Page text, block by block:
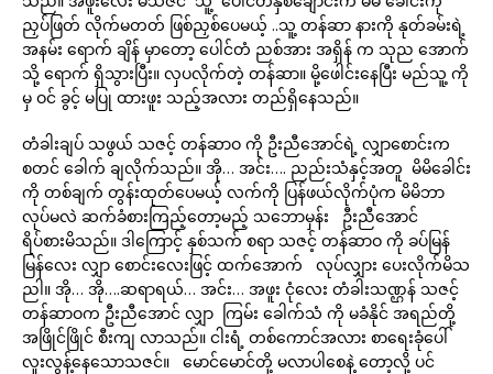
ညှပ်ဖြတ် လိုက်မတတ် ဖြစ်ညှစ်ပေမယ့် ..သူ့ တန်ဆာ နားကို နုတ်ခမ်းရဲ့
အနမ်း ရောက် ချိန် မှာတော့ ပေါင်တံ ညစ်အား အရှိန် က သုည အောက်
သို့ ရောက် ရှိသွားပြီး။ လှပလိုက်တဲ့ တန်ဆာ။ မို့ဖေါင်းနေပြီး မည်သူ့ ကို
မှ ဝင် ခွင့် မပြု ထားဖူး သည့်အလား တည်ရှိနေသည်။
တံခါးချပ် သဖွယ် သဇင့် တန်ဆာဝ ကို ဦးညီအောင်ရဲ့ လျှာစောင်းက
စတင် ခေါက် ချလိုက်သည်။ အို… အင်း…. ညည်းသံနှင့်အတူ မိမိခေါင်း
ကို တစ်ချက် တွန်းထုတ်ပေမယ့် လက်ကို ပြန်ဖယ်လိုက်ပုံက မိမိဘာ
လုပ်မလဲ ဆက်ခံစားကြည့်တော့မည့် သဘောမှန်း ဦးညီအောင်
ရိပ်စားမိသည်။ ဒါကြောင့် နှစ်သက် စရာ သဇင့် တန်ဆာဝ ကို ခပ်မြန်
မြန်လေး လျှာ စောင်းလေးဖြင့် ထက်အောက် လုပ်လျှား ပေးလိုက်မိသ
ညါ။ အို… အို….ဆရာရယ်… အင်း… အဖူး ငုံလေး တံခါးသဏ္ဌန် သဇင့်
တန်ဆာဝက ဦးညီအောင် လျှာ ကြမ်း ခေါက်သံ ကို မခံနိုင် အရည်တို့
အဖြိုင်ဖြိုင် စီးကျ လာသည်။ ငါးရံ့ တစ်ကောင်အလား စာရေးခုံပေါ်
လူးလွန့်နေသောသဇင်။ မောင်မောင်တို့ မလာပါစေနဲ့ တော့လို့ ပင်